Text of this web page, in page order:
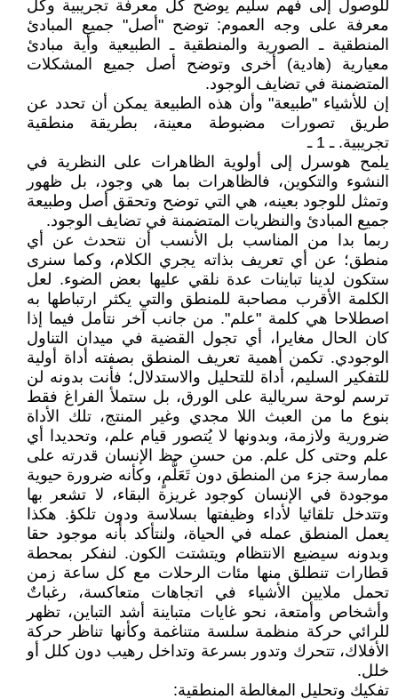
للوصول إلى فهم سليم يوضح كل معرفة تجريبية وكل
معرفة على وجه العموم: توضح "أصل" جميع المبادئ
المنطقية ـ الصورية والمنطقية ـ الطبيعية وأية مبادئ
معيارية (هادية) أخرى وتوضح أصل جميع المشكلات
المتضمنة في تضايف الوجود.
إن للأشياء "طبيعة" وأن هذه الطبيعة يمكن أن تحدد عن
طريق تصورات مضبوطة معينة، بطريقة منطقية
تجريبية. ـ 1 ـ
يلمح هوسرل إلى أولوية الظاهرات على النظرية في
النشوء والتكوين، فالظاهرات بما هي وجود، بل ظهور
وتمثل للوجود بعينه، هي التي توضح وتحقق أصل وطبيعة
جميع المبادئ والنظريات المتضمنة في تضايف الوجود.
ربما بدا من المناسب بل الأنسب أن نتحدث عن أي
منطق؛ عن أي تعريف بذاته يجري الكلام، وكما سنرى
ستكون لدينا تباينات عدة نلقي عليها بعض الضوء. لعل
الكلمة الأقرب مصاحبة للمنطق والتي يكثر ارتباطها به
اصطلاحا هي كلمة "علم". من جانب آخر نتأمل فيما إذا
كان الحال مغايرا، أي تجول القضية في ميدان التناول
الوجودي. تكمن أهمية تعريف المنطق بصفته أداة أولية
للتفكير السليم، أداة للتحليل والاستدلال؛ فأنت بدونه لن
ترسم لوحة سريالية على الورق، بل ستملأ الفراغ فقط
بنوع ما من العبث اللا مجدي وغير المنتج، تلك الأداة
ضرورية ولازمة، وبدونها لا يُتصور قيام علم، وتحديدا أي
علم وحتى كل علم. من حسنِ حظ الإنسان قدرته على
ممارسة جزء من المنطق دون تَعَلُّمٍ، وكأنه ضرورة حيوية
موجودة في الإنسان كوجود غريزة البقاء، لا تشعر بها
وتتدخل تلقائيا لأداء وظيفتها بسلاسة ودون تلكؤ. هكذا
يعمل المنطق عمله في الحياة، ولنتأكد بأنه موجود حقا
وبدونه سيضيع الانتظام ويتشتت الكون. لنفكر بمحطة
قطارات تنطلق منها مئات الرحلات مع كل ساعة زمن
تحمل ملايين الأشياء في اتجاهات متعاكسة، رغباتٌ
وأشخاص وأمتعة، نحو غايات متباينة أشد التباين، تظهر
للرائي حركة منظمة سلسة متناغمة وكأنها تناظر حركة
الأفلاك، تتحرك وتدور بسرعة وتداخل رهيب دون كلل أو
خلل.
تفكيك وتحليل المغالطة المنطقية: